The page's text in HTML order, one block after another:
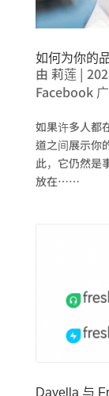
如何为你的
由 莉莲 |
Facebook
如果许多人都
道之间展示你
此，它仍然是
放在……
Dayella 与